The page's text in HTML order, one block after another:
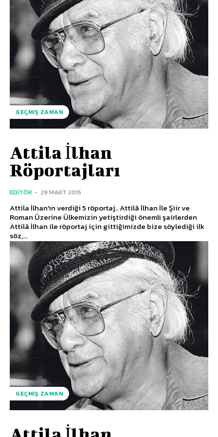
GEÇMIŞ ZAMAN
Attila İlhan
Röportajları
EDITÖR - 29 MART 2015
Attila İlhan'ın verdiği 5 röportaj.. Attilâ İlhan İle Şiir ve
Roman Üzerine Ülkemizin yetiştirdiği önemli şairlerden
Attilâ İlhan ile röportaj için gittiğimizde bize söylediği ilk
söz,...
GEÇMIŞ ZAMAN